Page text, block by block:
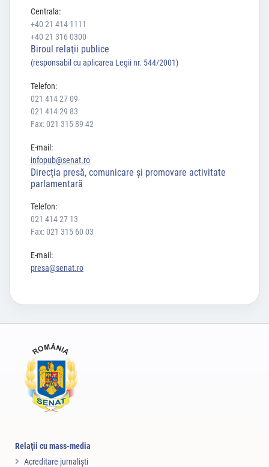
Centrala:
+40 21 414 1111
+40 21 316 0300
Biroul relaţii publice
(responsabil cu aplicarea Legii nr. 544/2001)
Telefon:
021 414 27 09
021 414 29 83
Fax: 021 315 89 42
E-mail:
infopub@senat.ro
Direcția presă, comunicare și promovare activitate
parlamentară
Telefon:
021 414 27 13
Fax: 021 315 60 03
E-mail:
presa@senat.ro
Relaţii cu mass-media
Acreditare jurnalişti